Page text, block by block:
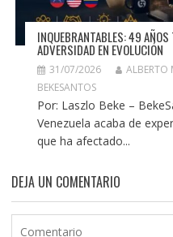
INQUEBRANTABLES: 49
ADVERSIDAD EN EVOLUCIÓN
31/07/2026
ALBERTO
BEKESANTOS
Por: Laszlo Beke –
Venezuela acaba de
que ha afectado...
DEJA UN COMENTARIO